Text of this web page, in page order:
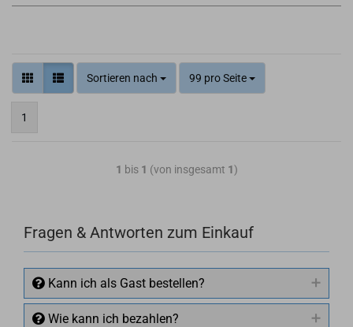
Sortieren nach 99 pro Seite
1
1 bis 1 (von insgesamt 1)
Fragen & Antworten zum Einkauf
Kann ich als Gast bestellen?
Wie kann ich bezahlen?